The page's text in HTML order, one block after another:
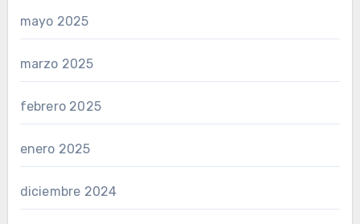
mayo 2025
marzo 2025
febrero 2025
enero 2025
diciembre 2024